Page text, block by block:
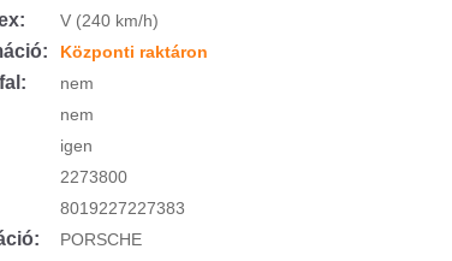
V (240 km/h)
Központi raktáron
nem
nem
igen
2273800
8019227227383
PORSCHE